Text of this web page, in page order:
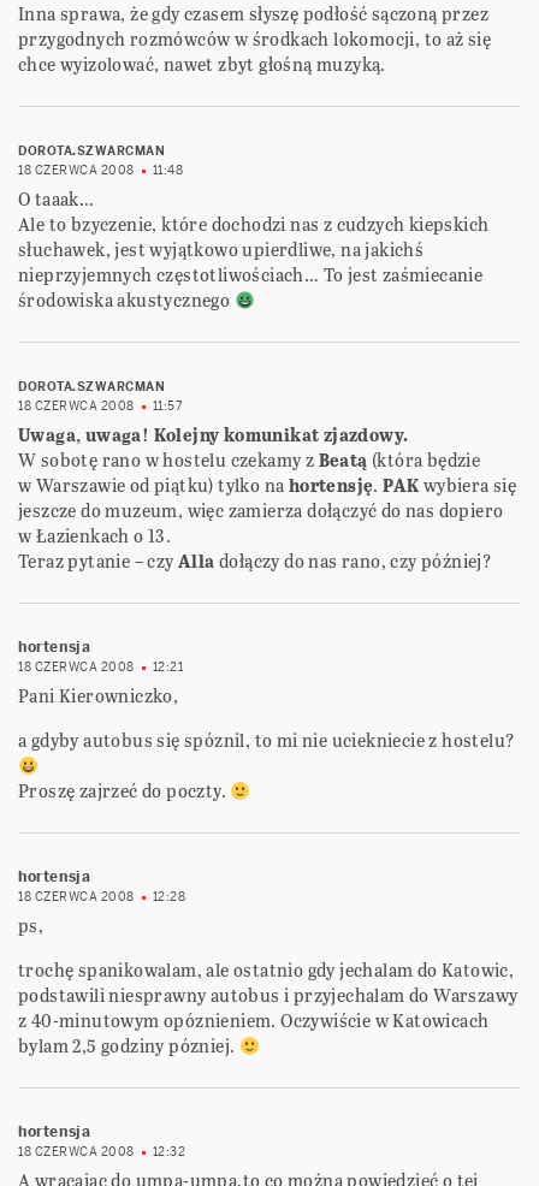
Inna sprawa, że gdy czasem słyszę podłość sączoną przez
przygodnych rozmówców w środkach lokomocji, to aż się
chce wyizolować, nawet zbyt głośną muzyką.
DOROTA.SZWARCMAN
18 CZERWCA 2008
11:48
O taaak…
Ale to bzyczenie, które dochodzi nas z cudzych kiepskich
słuchawek, jest wyjątkowo upierdliwe, na jakichś
nieprzyjemnych częstotliwościach… To jest zaśmiecanie
środowiska akustycznego
DOROTA.SZWARCMAN
18 CZERWCA 2008
11:57
Uwaga, uwaga! Kolejny komunikat zjazdowy.
W sobotę rano w hostelu czekamy zBeatą (która będzie
w Warszawie od piątku) tylko nahortensję.PAKwybiera się
jeszcze do muzeum, więc zamierza dołączyć do nas dopiero
w Łazienkach o 13.
Teraz pytanie – czyAlladołączy do nas rano, czy później?
hortensja
18 CZERWCA 2008 12:21
Pani Kierowniczko,
a gdyby autobus się spóznil, to mi nie uciekniecie z hostelu?
Proszę zajrzeć do poczty.
hortensja
18 CZERWCA 2008 12:28
ps,
trochę spanikowalam, ale ostatnio gdy jechalam do Katowic,
podstawili niesprawny autobus i przyjechalam do Warszawy
z 40-minutowym opóznieniem. Oczywiście w Katowicach
bylam 2,5 godziny pózniej.
hortensja
18 CZERWCA 2008 12:32
A wracając do umpa-umpa,to co można powiedzieć o tej